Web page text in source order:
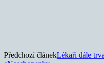
Předchozí článekLékaři dále